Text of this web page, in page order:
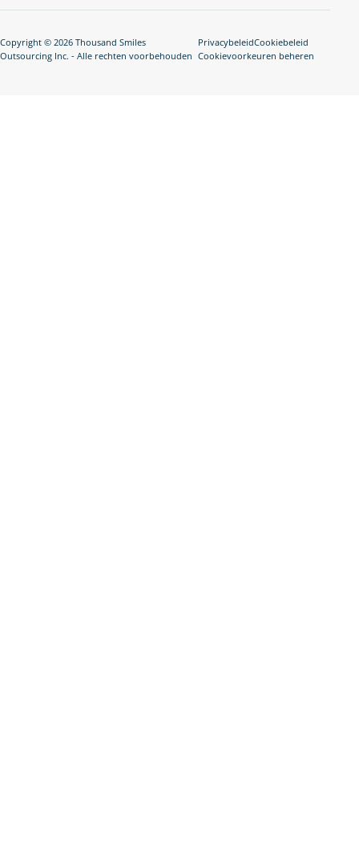
Copyright © 2026 Thousand Smiles
Outsourcing Inc. - Alle rechten voorbehouden
PrivacybeleidCookiebeleid
Cookievoorkeuren beheren